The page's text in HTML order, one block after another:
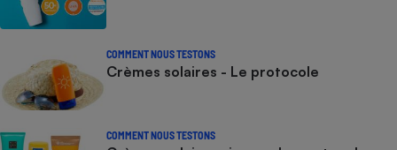
COMMENT NOUS TESTONS
Crèmes solaires - Le protocole
COMMENT NOUS TESTONS